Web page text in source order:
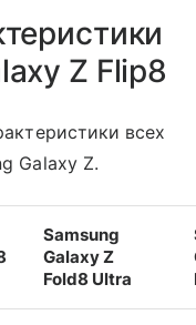
Z Flip8
всех
Galaxy Z.
Samsung
Galaxy Z
Fold8 Ultra